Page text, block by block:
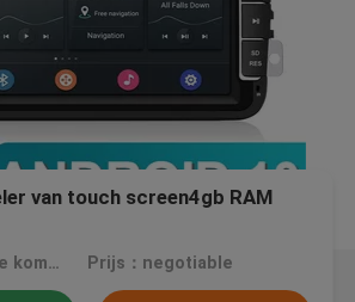
van touch screen4gb RAM
MOQ：Overeen te komen Prijs：negotiable